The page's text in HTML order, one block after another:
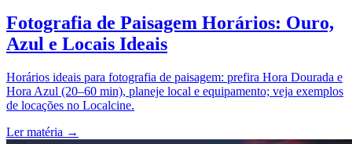
Fotografia de Paisagem Horários: Ouro,
Azul e Locais Ideais
Horários ideais para fotografia de paisagem: prefira Hora Dourada e
Hora Azul (20–60 min), planeje local e equipamento; veja exemplos
de locações no Localcine.
Ler matéria →